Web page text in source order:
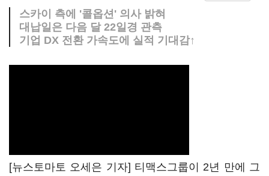
스카이 측에 '콜옵션' 의사 밝혀
대납일은 다음 달 22일경 관측
기업 DX 전환 가속도에 실적 기대감↑
[뉴스토마토 오세은 기자] 티맥스그룹이 2년 만에 그